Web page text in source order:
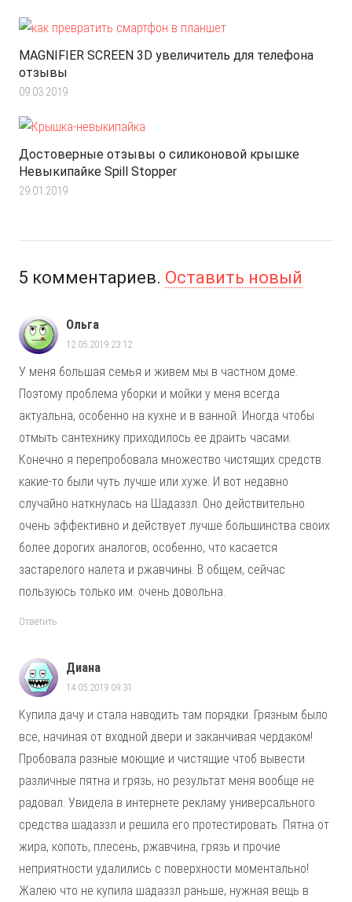
MAGNIFIER SCREEN 3D увеличитель для телефона
отзывы
09.03.2019
Достоверные отзывы о силиконовой крышке
Невыкипайке Spill Stopper
29.01.2019
5 комментариев. Оставить новый
Ольга
12.05.2019 23:12
У меня большая семья и живем мы в частном доме.
Поэтому проблема уборки и мойки у меня всегда
актуальна, особенно на кухне и в ванной. Иногда чтобы
отмыть сантехнику приходилось ее драить часами.
Конечно я перепробовала множество чистящих средств.
какие-то были чуть лучше или хуже. И вот недавно
случайно наткнулась на Шадаззл. Оно действительно
очень эффективно и действует лучше большинства своих
более дорогих аналогов, особенно, что касается
застарелого налета и ржавчины. В общем, сейчас
пользуюсь только им. очень довольна.
Ответить
Диана
14.05.2019 09:31
Купила дачу и стала наводить там порядки. Грязным было
все, начиная от входной двери и заканчивая чердаком!
Пробовала разные моющие и чистящие чтоб вывести
различные пятна и грязь, но результат меня вообще не
радовал. Увидела в интернете рекламу универсального
средства шадаззл и решила его протестировать. Пятна от
жира, копоть, плесень, ржавчина, грязь и прочие
неприятности удалились с поверхности моментально!
Жалею что не купила шадаззл раньше, нужная вещь в